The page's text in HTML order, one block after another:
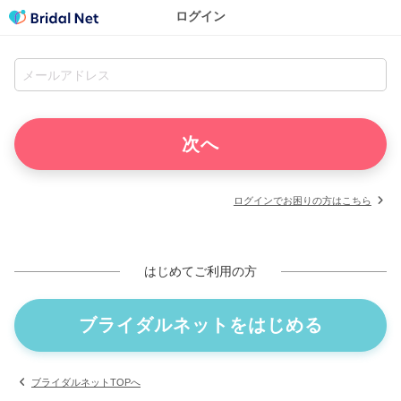
ログイン
ログインでお困りの方はこちら
はじめてご利用の方
ブライダルネットをはじめる
ブライダルネットTOPへ